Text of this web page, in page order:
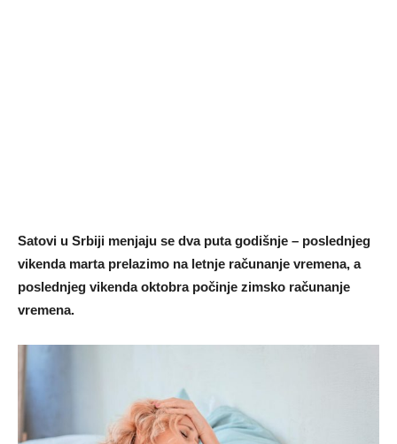
Satovi u Srbiji menjaju se dva puta godišnje – poslednjeg
vikenda marta prelazimo na letnje računanje vremena, a
poslednjeg vikenda oktobra počinje zimsko računanje
vremena.